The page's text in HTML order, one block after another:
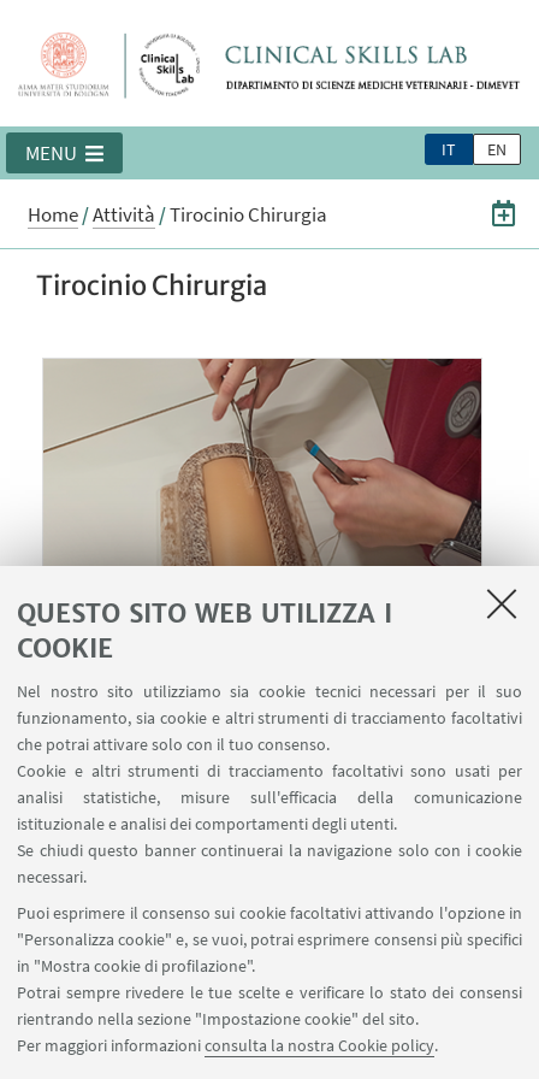
QUESTO SITO WEB UTILIZZA I
COOKIE
Nel nostro sito utilizziamo sia cookie tecnici necessari per il suo
funzionamento, sia cookie e altri strumenti di tracciamento facoltativi
che potrai attivare solo con il tuo consenso.
Cookie e altri strumenti di tracciamento facoltativi sono usati per
analisi statistiche, misure sull'efficacia della comunicazione
istituzionale e analisi dei comportamenti degli utenti.
Se chiudi questo banner continuerai la navigazione solo con i cookie
necessari.
Puoi esprimere il consenso sui cookie facoltativi attivando l'opzione in
"Personalizza cookie" e, se vuoi, potrai esprimere consensi più specifici
in "Mostra cookie di profilazione".
Potrai sempre rivedere le tue scelte e verificare lo stato dei consensi
rientrando nella sezione "Impostazione cookie" del sito.
Per maggiori informazioniconsulta la nostra Cookie policy.
IT EN
MENU
Home/Attività /Tirocinio Chirurgia
Tirocinio Chirurgia
DATA: 28MAGGIO2026 dalle 9:00 alle 12:00
LUOGO:Clinical Skills Lab
TIPO: Tirocinio
DIMEVET, Via Tolara di Sopra 50, 40064 Ozzano
dell'Emilia (BO), Italy
+39 051 2097057
dimevet.csl@unibo.it